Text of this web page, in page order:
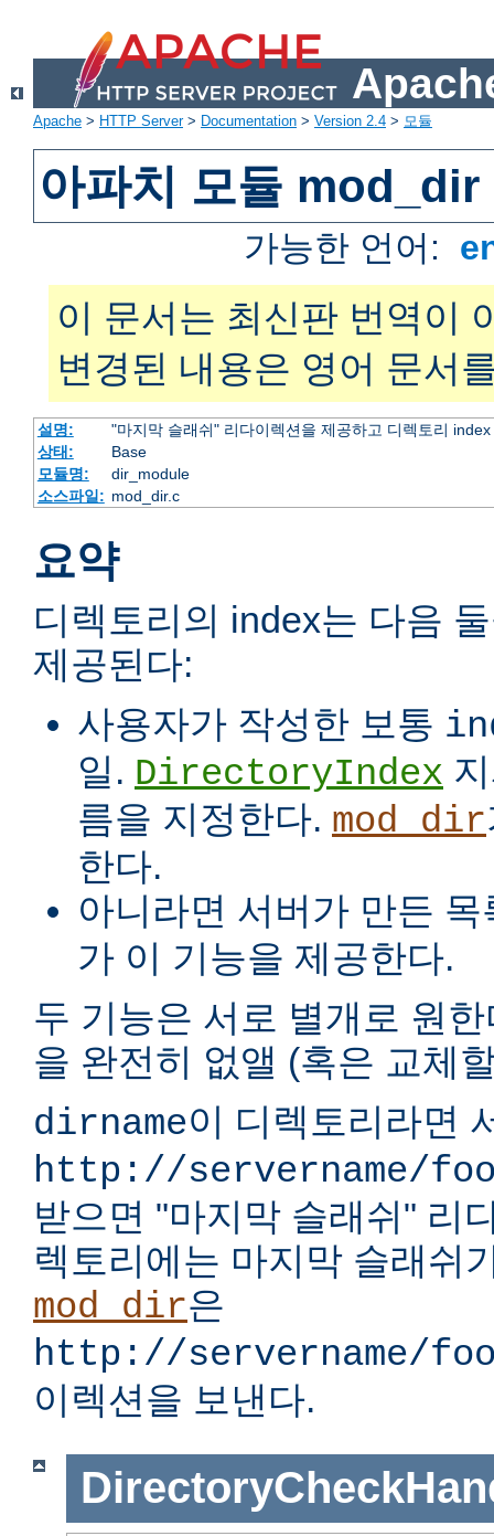
Apache > HTTP Server> Documentation > Version 2.4 > 모듈
아파치 모듈 mod_dir
가능한 언어:
이 문서는 최신판 번역이
변경된 내용은 영어 문서
설명:
"마지막 슬래쉬" 리다이렉션을 제공하고 디렉토리
상태:
Base
모듈명:
dir_module
소스파일: mod_dir.c
요약
디렉토리의 index는 다음
제공된다:
사용자가 작성한 보통
일. DirectoryIndex
름을 지정한다. mod_dir
한다.
아니라면 서버가 만든
가 이 기능을 제공한다.
두 기능은 서로 별개로 원
을 완전히 없앨 (혹은 교체
dirname이 디렉토리라면
http://servername/
받으면 "마지막 슬래쉬" 리
렉토리에는 마지막 슬래쉬
mod_dir은
http://servername/
이렉션을 보낸다.